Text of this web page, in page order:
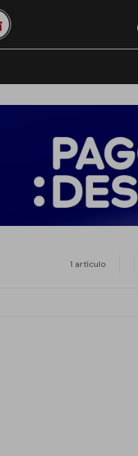
1 artículo